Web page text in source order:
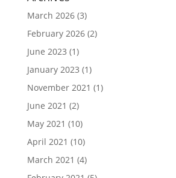
March 2026(3)
February 2026(2)
June 2023 (1)
January 2023 (1)
November 2021 (1)
June 2021 (2)
May 2021 (10)
April 2021 (10)
March 2021 (4)